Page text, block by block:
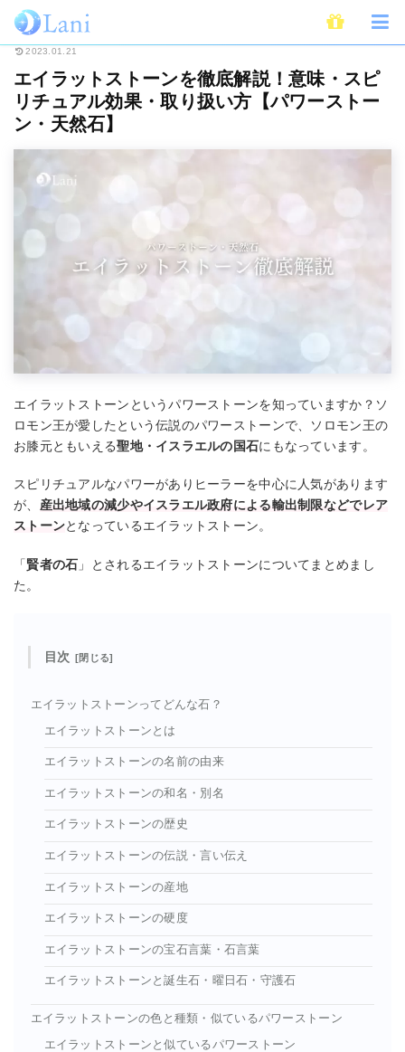
ホーム スピリチュアル エイラットストーンを徹底解説
2023.01.21
エイラットストーンを徹底解説！意味・スピ
リチュアル効果・取り扱い方【パワーストー
ン・天然石】
エイラットストーンというパワーストーンを知っていますか？ソ
ロモン王が愛したという伝説のパワーストーンで、ソロモン王の
お膝元ともいえる聖地・イスラエルの国石にもなっています。
スピリチュアルなパワーがありヒーラーを中心に人気があります
が、 産出地域の減少やイスラエル政府による輸出制限などでレア
ストーンとなっているエイラットストーン。
「賢者の石 」とされるエイラットストーンについてまとめまし
た。
目次
エイラットストーンってどんな石？
エイラットストーンとは
エイラットストーンの名前の由来
エイラットストーンの和名・別名
エイラットストーンの歴史
エイラットストーンの伝説・言い伝え
エイラットストーンの産地
エイラットストーンの硬度
エイラットストーンの宝石言葉・石言葉
エイラットストーンと誕生石・曜日石・守護石
エイラットストーンの色と種類・似ているパワーストーン
エイラットストーンと似ているパワーストーン